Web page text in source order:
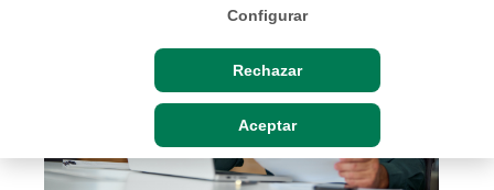
Configurar
Rechazar
Aceptar